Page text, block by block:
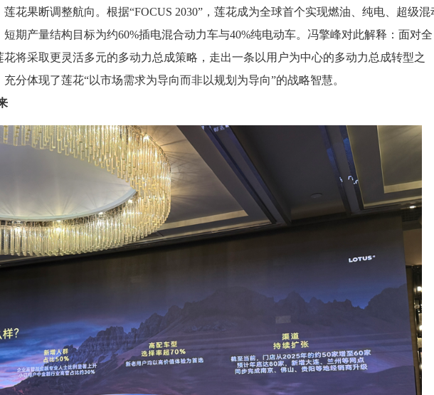
花果断调整航向。根据“FOCUS 2030”，莲花成为全球首个实现燃油、纯电、超级混
期产量结构目标为约60%插电混合动力车与40%纯电动车。冯擎峰对此解释：面对全
将采取更灵活多元的多动力总成策略，走出一条以用户为中心的多动力总成转型之
分体现了莲花“以市场需求为导向而非以规划为导向”的战略智慧。